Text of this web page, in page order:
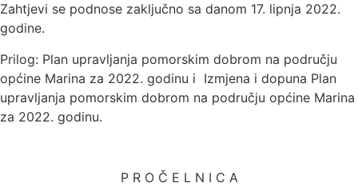
Zahtjevi se podnose zaključno sa danom 17. lipnja 2022.
godine.
Prilog: Plan upravljanja pomorskim dobrom na području
općine Marina za 2022. godinu i Izmjena i dopuna Plan
upravljanja pomorskim dobrom na području općine Marina
za 2022. godinu.
P R O Č E L N I C A